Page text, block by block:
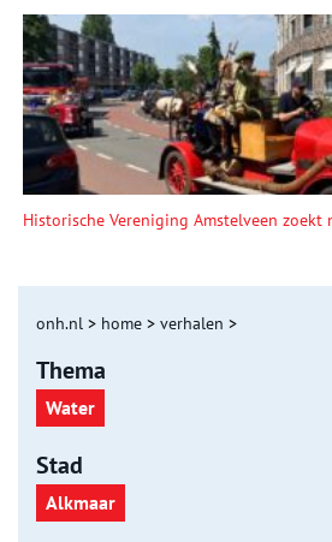
Historische Vereniging Amstelveen zoekt
onh.nl > home > verhalen >
Thema
Water
Stad
Alkmaar